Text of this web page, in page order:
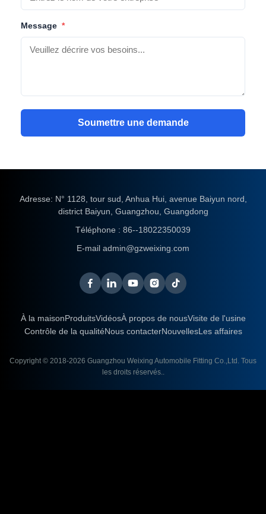
Message *
Soumettre une demande
Adresse: N° 1128, tour sud, Anhua Hui, avenue Baiyun nord,
district Baiyun, Guangzhou, Guangdong
Téléphone : 86--18022350039
E-mail admin@gzweixing.com
À la maisonProduitsVidéosÀ propos de nousVisite de l'usine
Contrôle de la qualitéNous contacterNouvellesLes affaires
Copyright © 2018-2026 Guangzhou Weixing Automobile Fitting Co.,Ltd. Tous
les droits réservés..